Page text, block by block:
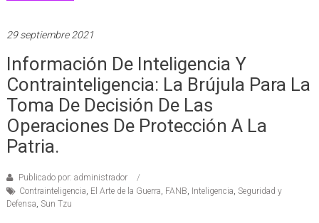
29 septiembre 2021
Información De Inteligencia Y
Contrainteligencia: La Brújula Para La
Toma De Decisión De Las
Operaciones De Protección A La
Patria.
Publicado por: administrador
Contrainteligencia, El Arte de la Guerra, FANB, Inteligencia, Seguridad y
Defensa, Sun Tzu